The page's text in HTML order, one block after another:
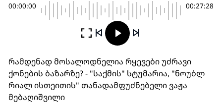
00:00:00 00:27:28
რამდენად მოსალოდნელია რყევები უძრავი
ქონების ბაზარზე? - "საქმის" სტუმარია, "ნოუბლ
რიალ ისთეითის" თანადამფუძნებელი ვაჟა
მებაღიშვილი